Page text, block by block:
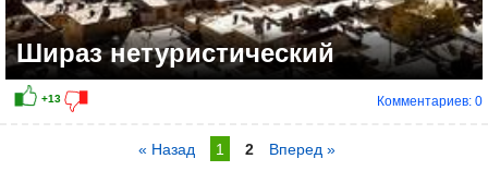
Шираз нетуристический
Комментариев: 0
« Назад 1 2 Вперед »